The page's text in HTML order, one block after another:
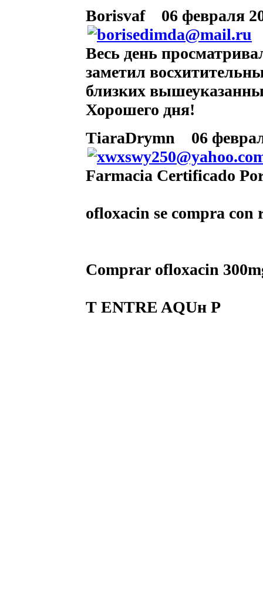
Borisvaf
06 февраля
Весь день
заметил
близких
Хорошего дня!
TiaraDrymn
06
Farmacia Certificado
ofloxacin se compra
Comprar ofloxacin
Т ENTRE AQUн Р